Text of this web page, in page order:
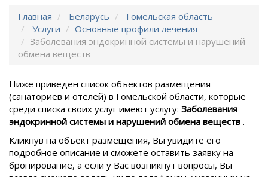
Главная Беларусь
Гомельская область
Услуги
Основные профили лечения
Заболевания эндокринной системы и нарушений
обмена веществ
Ниже приведен список объектов размещения
(санаториев и отелей) в Гомельской области, которые
среди списка своих услуг имеют услугу: Заболевания
эндокринной системы и нарушений обмена веществ .
Кликнув на объект размещения, Вы увидите его
подробное описание и сможете оставить заявку на
бронирование, а если у Вас возникнут вопросы, Вы